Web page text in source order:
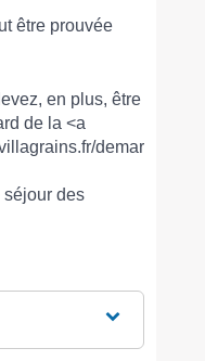
être prouvée
en plus, être
de la <a
demar
des